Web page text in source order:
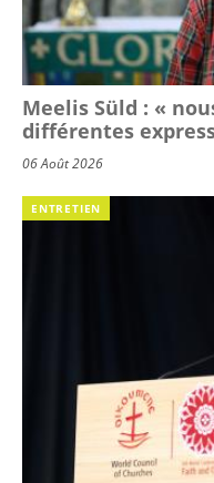
Meelis Süld : «
différentes
06 Août 2026
ENTRETIEN